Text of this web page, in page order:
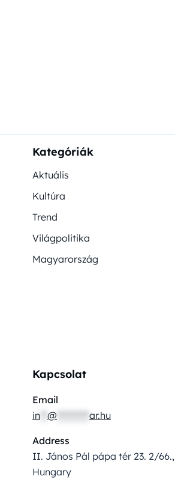
lapozása
Kategóriák
Aktuális
Kultúra
Trend
Világpolitika
Magyarország
Kapcsolat
Email
in @ ar.hu
Address
II. János Pál pápa tér 23. 2/
Hungary